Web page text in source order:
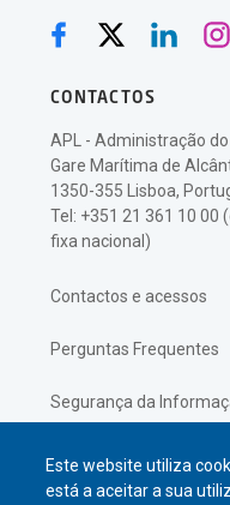
Este website utiliza
está a aceitar a sua
CONTACTOS
APL - Administração do
Gare Marítima de
1350-355 Lisboa,
Tel: +351 21 361 10 00
fixa nacional)
Contactos e acessos
Perguntas Frequentes
Segurança da
Política de Privacidade